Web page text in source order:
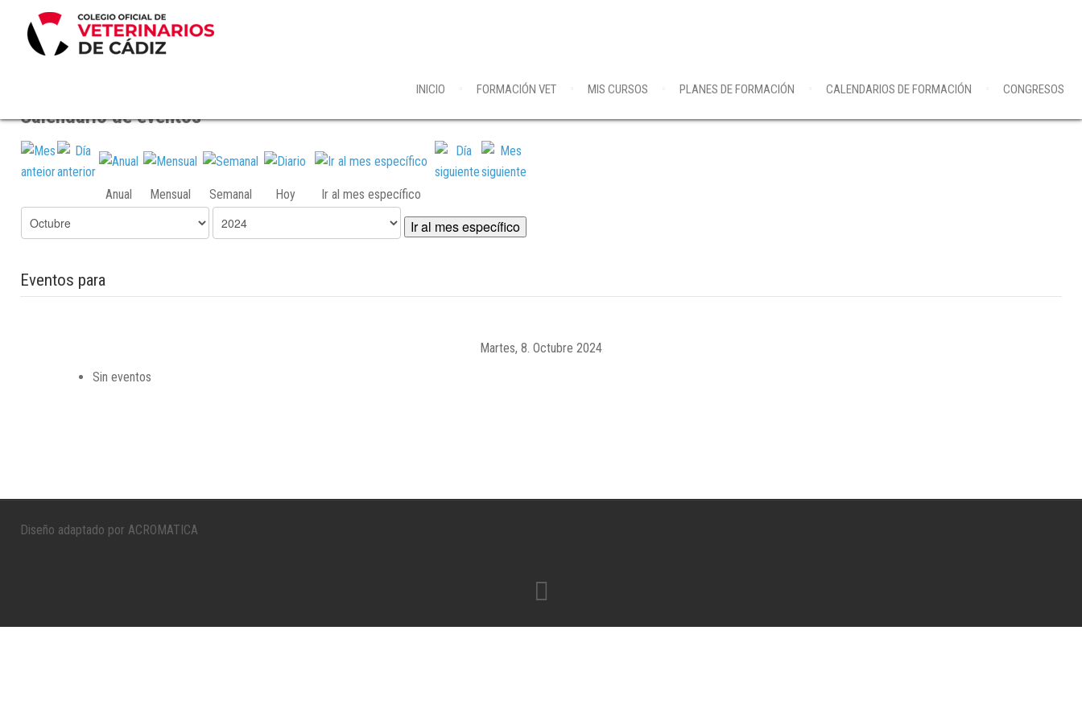
INICIO FORMACIÓN VET MIS CURSOS PLANES DE FORMACIÓN CALENDARIOS DE FORMACIÓN CONGRESOS
Calendario de eventos
Anual Mensual Semanal Hoy Ir al mes específico
Ir al mes específico
Eventos para
Martes, 8. Octubre 2024
Sin eventos
Diseño adaptado por ACROMATICA